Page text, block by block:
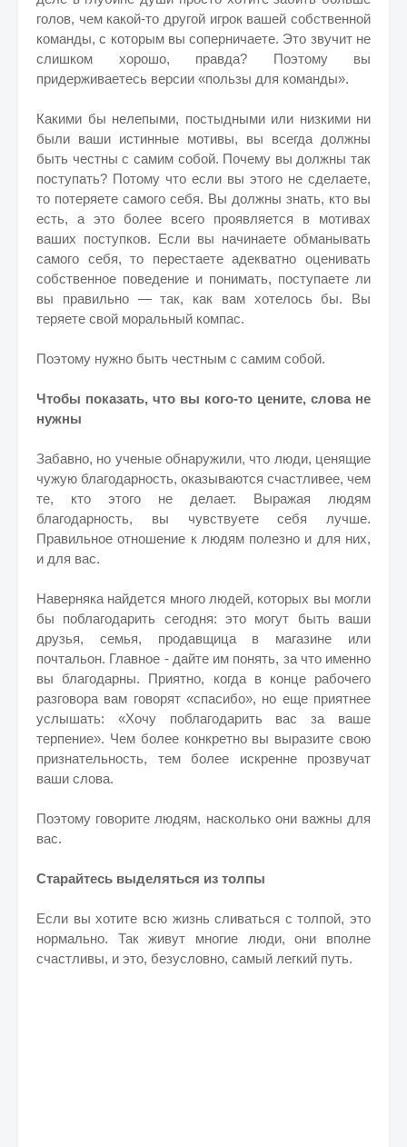
голов, чем какой-то другой игрок вашей собственной
команды, с которым вы соперничаете. Это звучит не
слишком хорошо, правда? Поэтому вы
придерживаетесь версии «пользы для команды».
Какими бы нелепыми, постыдными или низкими ни
были ваши истинные мотивы, вы всегда должны
быть честны с самим собой. Почему вы должны так
поступать? Потому что если вы этого не сделаете,
то потеряете самого себя. Вы должны знать, кто вы
есть, а это более всего проявляется в мотивах
ваших поступков. Если вы начинаете обманывать
самого себя, то перестаете адекватно оценивать
собственное поведение и понимать, поступаете ли
вы правильно — так, как вам хотелось бы. Вы
теряете свой моральный компас.
Поэтому нужно быть честным с самим собой.
Чтобы показать, что вы кого-то цените, слова не
нужны
Забавно, но ученые обнаружили, что люди, ценящие
чужую благодарность, оказываются счастливее, чем
те, кто этого не делает. Выражая людям
благодарность, вы чувствуете себя лучше.
Правильное отношение к людям полезно и для них,
и для вас.
Наверняка найдется много людей, которых вы могли
бы поблагодарить сегодня: это могут быть ваши
друзья, семья, продавщица в магазине или
почтальон. Главное - дайте им понять, за что именно
вы благодарны. Приятно, когда в конце рабочего
разговора вам говорят «спасибо», но еще приятнее
услышать: «Хочу поблагодарить вас за ваше
терпение». Чем более конкретно вы выразите свою
признательность, тем более искренне прозвучат
ваши слова.
Поэтому говорите людям, насколько они важны для
вас.
Старайтесь выделяться из толпы
Если вы хотите всю жизнь сливаться с толпой, это
нормально. Так живут многие люди, они вполне
счастливы, и это, безусловно, самый легкий путь.